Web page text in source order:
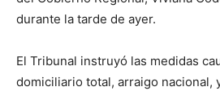
durante la tarde de ayer.
El Tribunal instruyó las medidas
domiciliario total, arraigo nacional,